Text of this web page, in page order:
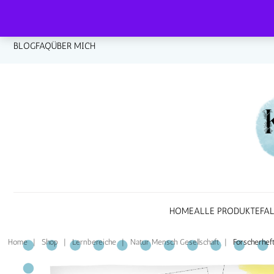
BLOGFAQÜBER MICH
HOMEALLE PRODUKTE
Home | Shop Lernbereiche | Natur Mensch Gesellschaft